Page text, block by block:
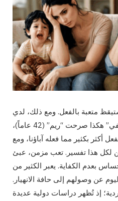
متعبة بالفعل. ومع ذلك، لدي
شعور دائم بأنني لا أفعل ما يكفي” هكذا صرحت “ريم” (42 عاماً)،
أكثر بكثير مما فعله آباؤنا، ومع
لكل هذا تفسير. تعب مزمن، عبئ
بعدم الكفاية. يعبر الكثير من
عن وصولهم إلى حافة الانهيار.
إذ تُظهر دراسات دولية عديدة